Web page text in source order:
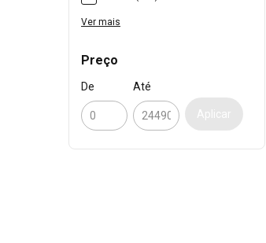
Ver mais
Preço
De Até
Aplicar